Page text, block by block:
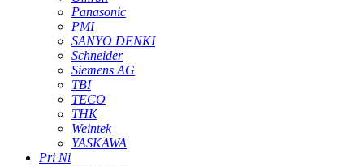
Panasonic
PMI
SANYO DENKI
Schneider
Siemens AG
TBI
TECO
THK
Weintek
YASKAWA
Pri Ni